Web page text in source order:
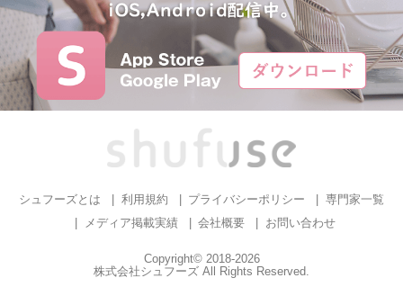
シュフーズとは 利用規約 プライバシーポリシー
専門家一覧
メディア掲載実績
会社概要 お問い合わせ
Copyright© 2018-2026
株式会社シュフーズ All Rights Reserved.